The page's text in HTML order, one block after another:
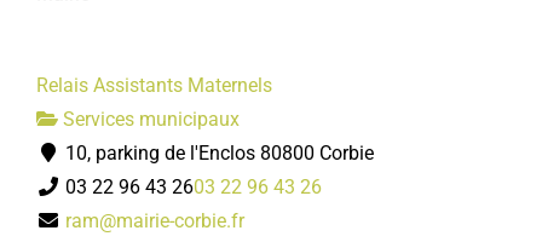
Relais Assistants Maternels
Services municipaux
10, parking de l'Enclos 80800 Corbie
03 22 96 43 2603 22 96 43 26
ram@mairie-corbie.fr